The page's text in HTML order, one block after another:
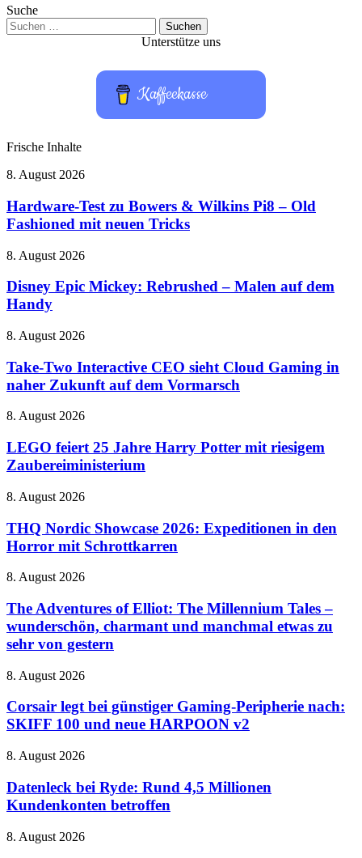
Suche
Suchen
nach:
Unterstütze uns
Kaffeekasse
Frische Inhalte
Hardware-
zu
Bowers
&
Pi8
Old
Fashioned
neuen
8. August 2026
Hardware-Test zu Bowers & Wilkins Pi8 – Old
Fashioned mit neuen Tricks
Disney
Mickey:
Rebrushed
–
auf
Handy
8. August 2026
Disney Epic Mickey: Rebrushed – Malen auf dem
Handy
Take-
Interactive
CEO
sieht
Gaming
naher
Zukunft
dem
8. August 2026
Take-Two Interactive CEO sieht Cloud Gaming in
naher Zukunft auf dem Vormarsch
LEGO
25
Jahre
Harry
mit
Zaubereiministerium
8. August 2026
LEGO feiert 25 Jahre Harry Potter mit riesigem
Zaubereiministerium
THQ
Showcase
2026:
Expeditionen
den
mit
Schrottkarren
8. August 2026
THQ Nordic Showcase 2026: Expeditionen in den
Horror mit Schrottkarren
The
of
Elliot:
The
Millennium
–
charmant
und
etwas
sehr
von
gestern
8. August 2026
The Adventures of Elliot: The Millennium Tales –
wunderschön, charmant und manchmal etwas zu
sehr von gestern
Corsair
bei
günstiger
Gaming-
nach:
100
und
HARPOON
8. August 2026
Corsair legt bei günstiger Gaming-Peripherie nach:
SKIFF 100 und neue HARPOON v2
Datenleck
Ryde:
Rund
4,5
Kundenkonten
8. August 2026
Datenleck bei Ryde: Rund 4,5 Millionen
Kundenkonten betroffen
Jurassic
8. August 2026